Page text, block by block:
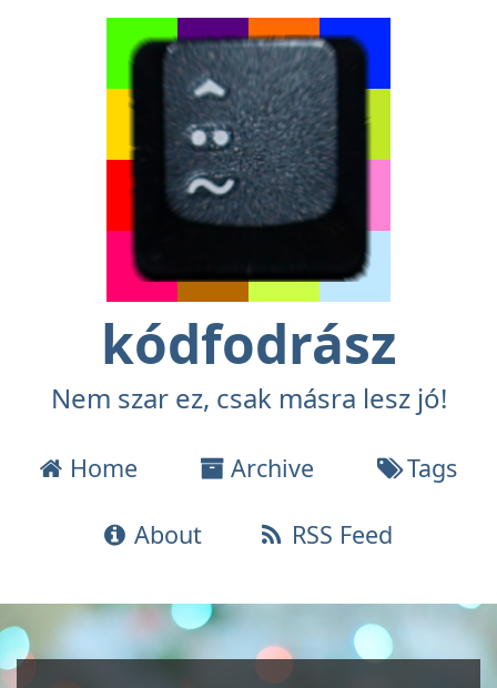
kódfodrász
Nem szar ez, csak másra lesz jó!
Home Archive Tags
About RSS Feed